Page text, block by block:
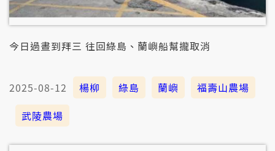
今日過晝到拜三 往回綠島、蘭嶼船幫攏取消
2025-08-12 楊柳 綠島 蘭嶼
福壽山農場
武陵農場